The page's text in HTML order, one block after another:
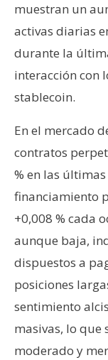
muestran un
activas diarias
durante la
interacción con
stablecoin.
En el mercado
contratos
% en las
financiamiento
+0,008 % cada
aunque baja,
dispuestos a
posiciones
sentimiento
masivas, lo que
moderado y